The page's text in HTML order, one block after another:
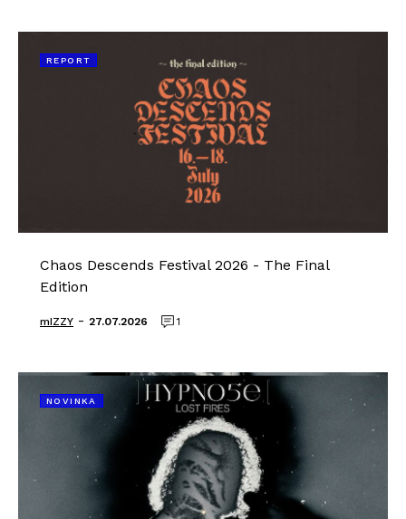
REPORT
Chaos Descends Festival 2026 - The Final
Edition
mIZZY - 27.07.2026 1
NOVINKA